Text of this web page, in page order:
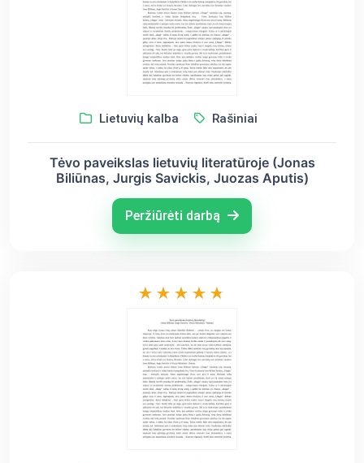
Lietuvių kalba Rašiniai
Tėvo paveikslas lietuvių literatūroje (Jonas
Biliūnas, Jurgis Savickis, Juozas Aputis)
Peržiūrėti darbą